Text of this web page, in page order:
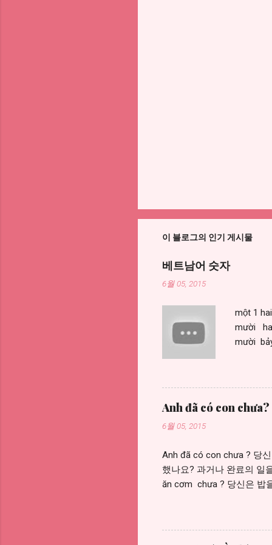
이 블로그의 인기 게시물
베트남어 숫자
6월 05, 2015
một 1
mười
mười
Anh đã có con chưa?
6월 05, 2015
Anh đã có con chưa ? 당
했나요? 과거나 완료의 일
ăn cơm chưa ? 당신은 밥
con 자식, 자녀 con trai 아
람) 동생 em trai 남동생